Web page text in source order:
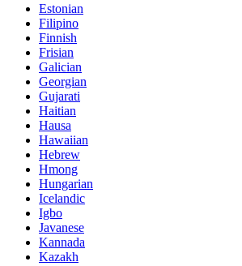
Estonian
Filipino
Finnish
Frisian
Galician
Georgian
Gujarati
Haitian
Hausa
Hawaiian
Hebrew
Hmong
Hungarian
Icelandic
Igbo
Javanese
Kannada
Kazakh